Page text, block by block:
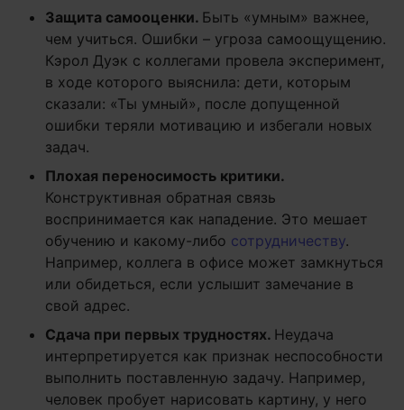
Защита самооценки. Быть «умным» важнее,
чем учиться. Ошибки – угроза самоощущению.
Кэрол Дуэк с коллегами провела эксперимент,
в ходе которого выяснила: дети, которым
сказали: «Ты умный», после допущенной
ошибки теряли мотивацию и избегали новых
задач.
Плохая переносимость критики.
Конструктивная обратная связь
воспринимается как нападение. Это мешает
обучению и какому-либо сотрудничеству.
Например, коллега в офисе может замкнуться
или обидеться, если услышит замечание в
свой адрес.
Сдача при первых трудностях. Неудача
интерпретируется как признак неспособности
выполнить поставленную задачу. Например,
человек пробует нарисовать картину, у него